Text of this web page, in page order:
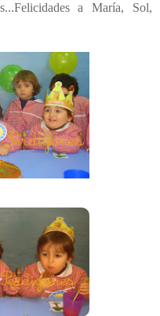
a María, Sol,